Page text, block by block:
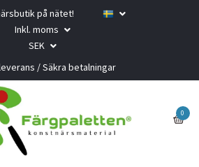
på nätet!
Inkl. moms
SEK
/ Säkra betalningar
0